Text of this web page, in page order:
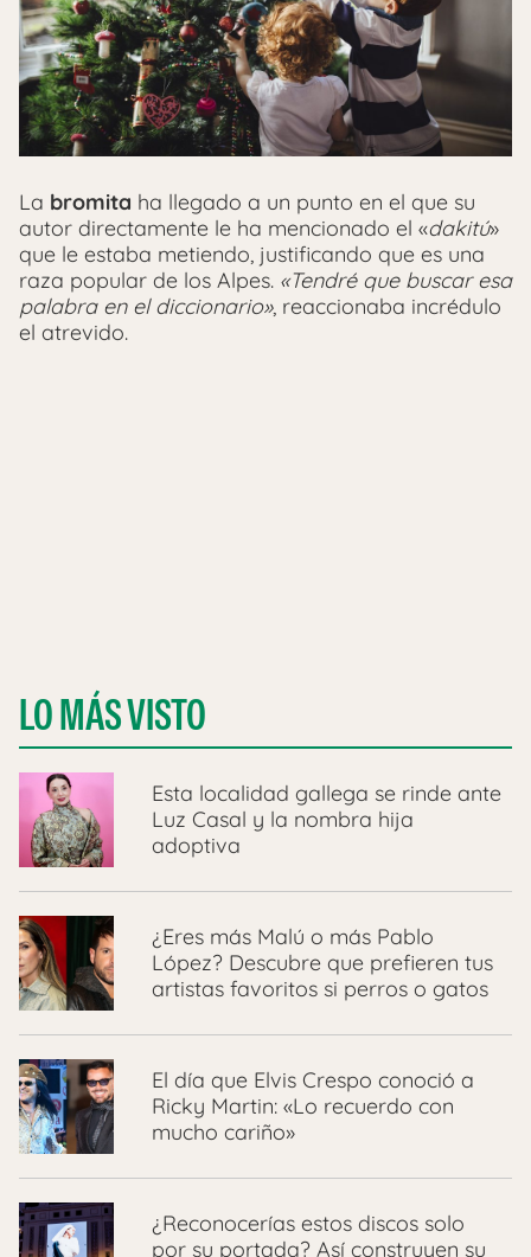
La bromita ha llegado a un punto en el que su
autor directamente le ha mencionado el «dakitú»
que le estaba metiendo, justificando que es una
raza popular de los Alpes. «Tendré que buscar esa
palabra en el diccionario», reaccionaba incrédulo
el atrevido.
LO MÁS VISTO
Esta localidad gallega se rinde ante
Luz Casal y la nombra hija
adoptiva
¿Eres más Malú o más Pablo
López? Descubre que prefieren tus
artistas favoritos si perros o gatos
El día que Elvis Crespo conoció a
Ricky Martin: «Lo recuerdo con
mucho cariño»
¿Reconocerías estos discos solo
por su portada? Así construyen su